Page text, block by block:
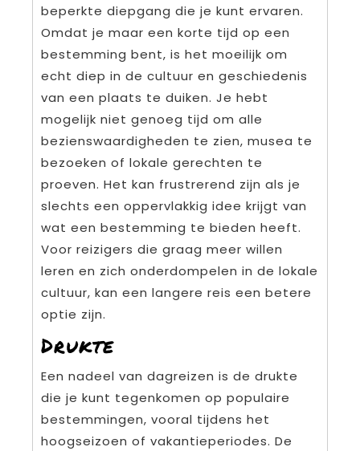
beperkte diepgang die je kunt ervaren.
Omdat je maar een korte tijd op een
bestemming bent, is het moeilijk om
echt diep in de cultuur en geschiedenis
van een plaats te duiken. Je hebt
mogelijk niet genoeg tijd om alle
bezienswaardigheden te zien, musea te
bezoeken of lokale gerechten te
proeven. Het kan frustrerend zijn als je
slechts een oppervlakkig idee krijgt van
wat een bestemming te bieden heeft.
Voor reizigers die graag meer willen
leren en zich onderdompelen in de lokale
cultuur, kan een langere reis een betere
optie zijn.
Drukte
Een nadeel van dagreizen is de drukte
die je kunt tegenkomen op populaire
bestemmingen, vooral tijdens het
hoogseizoen of vakantieperiodes. De